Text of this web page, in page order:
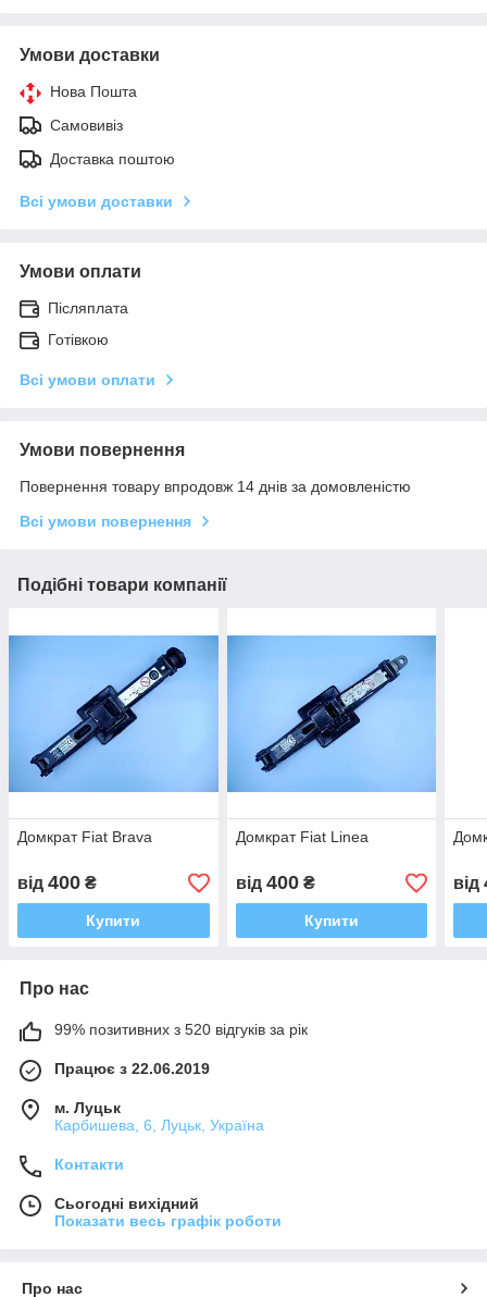
Умови доставки
Нова Пошта
Самовивіз
Доставка поштою
Всі умови доставки
Умови оплати
Післяплата
Готівкою
Всі умови оплати
Умови повернення
Повернення товару впродовж 14 днів за домовленістю
Всі умови повернення
Подібні товари компанії
Домкрат Fiat Brava
від 400 ₴
Купити
Домкрат Fiat Linea
від 400₴
Купити
від
Про нас
99% позитивних з 520 відгуків за рік
Працює з 22.06.2019
м. Луцьк
Карбишева, 6, Луцьк, Україна
Контакти
Сьогодні вихідний
Показати весь графік роботи
Про нас